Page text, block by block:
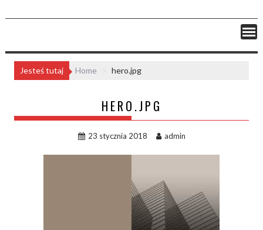
Jesteś tutaj Home hero.jpg
HERO.JPG
23 stycznia 2018 admin